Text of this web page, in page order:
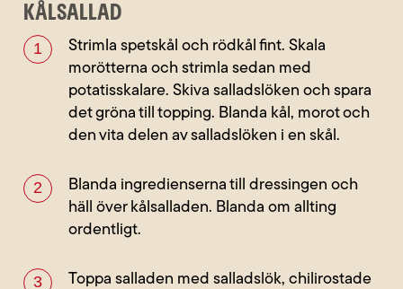
KÅLSALLAD
Strimla spetskål och rödkål fint. Skala
morötterna och strimla sedan med
potatisskalare. Skiva salladslöken och spara
det gröna till topping. Blanda kål, morot och
den vita delen av salladslöken i en skål.
Blanda ingredienserna till dressingen och
häll över kålsalladen. Blanda om allting
ordentligt.
Toppa salladen med salladslök, chilirostade